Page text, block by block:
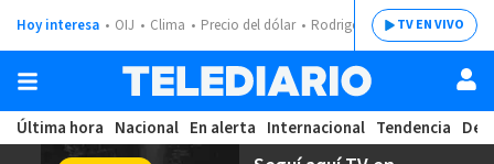
Hoy interesa OIJ Clima Precio del dólar Rodrigo ChavesTV EN VIVO
Última hora Nacional En alerta Internacional Tendencia